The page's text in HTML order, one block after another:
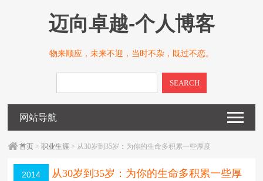
迈向卓越-个人博客
物来顺应，未来不迎，当时不杂，既过不恋。
SEARCH
网站导航
首页 >职业生涯 > 从30岁到35岁：为你的生命多积累一些厚度
2014
从30岁到35岁：为你的生命多积累一些厚